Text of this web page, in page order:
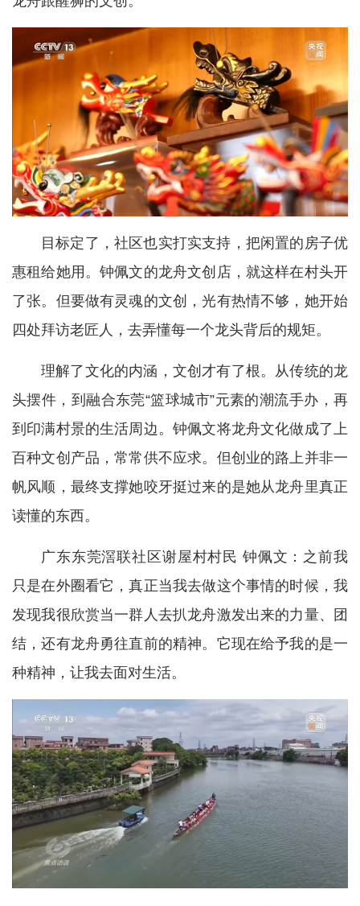
目标定了，社区也实打实支持，把闲置的房子优
惠租给她用。钟佩文的龙舟文创店，就这样在村头开
了张。但要做有灵魂的文创，光有热情不够，她开始
四处拜访老匠人，去弄懂每一个龙头背后的规矩。
理解了文化的内涵，文创才有了根。从传统的龙
头摆件，到融合东莞“篮球城市”元素的潮流手办，再
到印满村景的生活周边。钟佩文将龙舟文化做成了上
百种文创产品，常常供不应求。但创业的路上并非一
帆风顺，最终支撑她咬牙挺过来的是她从龙舟里真正
读懂的东西。
广东东莞滘联社区谢屋村村民 钟佩文：之前我
只是在外圈看它，真正当我去做这个事情的时候，我
发现我很欣赏当一群人去扒龙舟激发出来的力量、团
结，还有龙舟勇往直前的精神。它现在给予我的是一
种精神，让我去面对生活。